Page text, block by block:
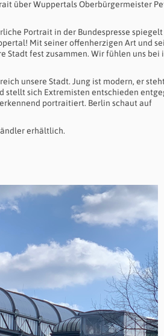
über Wuppertals Oberbürgermeister
Portrait in der Bundespresse spiegelt
Mit seiner offenherzigen Art und
fest zusammen. Wir fühlen uns bei
unsere Stadt. Jung ist modern, er
stellt sich Extremisten entschieden
portraitiert. Berlin schaut auf
erhältlich.